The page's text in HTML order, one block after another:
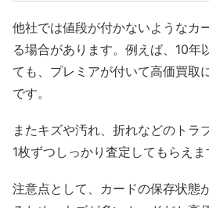
他社では値段が付かないようなカ
る場合があります。例えば、10年
ても、プレミアが付いて高価買取
です。
またキズや汚れ、折れなどのトラ
1枚ずつしっかり査定してもらえま
注意点として、カードの保存状態